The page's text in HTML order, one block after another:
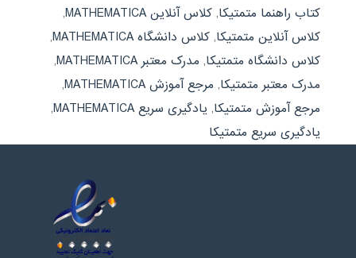
کتاب راهنما متمتیکا, کلاس آنلاین MATHEMATICA
,
کلاس آنلاین متمتیکا, کلاس دانشگاه MATHEMATICA
,
کلاس دانشگاه متمتیکا, مدرک معتبر MATHEMATICA
,
مدرک معتبر متمتیکا, مرجع آموزش MATHEMATICA
,
مرجع آموزش متمتیکا, یادگیری سریع MATHEMATICA
,
یادگیری سریع متمتیکا